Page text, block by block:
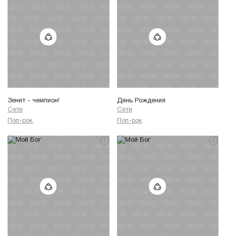
Зенит - чемпион!
Сети
Поп-рок
День Рождения
Сети
Поп-рок